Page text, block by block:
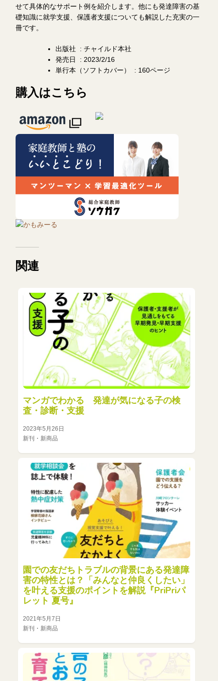
せて具体的なサポート例を紹介します。他にも発達障害の基
礎知識に就学支援、保護者支援についても解説した充実の一
冊です。
出版社 ‏ : ‎チャイルド本社
発売日 ‏ : ‎2023/2/16
単行本（ソフトカバー） ‏ : ‎160ページ
購入はこちら
かもみーる
関連
マンガでわかる 発達が気になる子の検
査・診断・支援
2023年5月26日
新刊・新商品
園での友だちトラブルの背景にある発達障
害の特性とは？「みんなと仲良くしたい」
を叶える支援のポイントを解説『PriPriパ
レット 夏号』
2021年5月7日
新刊・新商品